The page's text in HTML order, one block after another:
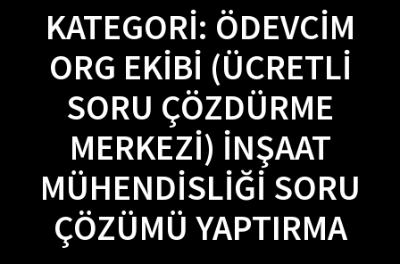
KATEGORI: ÖDEVCIM
ORG EKIBI (ÜCRETLI
SORU ÇÖZDÜRME
MERKEZI) İNŞAAT
MÜHENDISLIĞI SORU
ÇÖZÜMÜ YAPTIRMA